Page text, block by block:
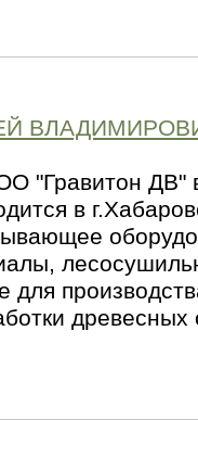
"Гравитон ДВ" в
в
для
древесных